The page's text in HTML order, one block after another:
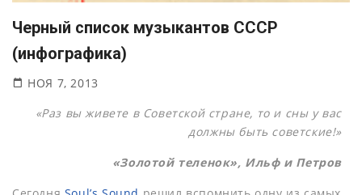
Черный список музыкантов СССР
(инфографика)
НОЯ 7, 2013
«Раз вы живете в Советской стране, то и сны у вас
должны быть советские!»
«Золотой теленок», Ильф и Петров